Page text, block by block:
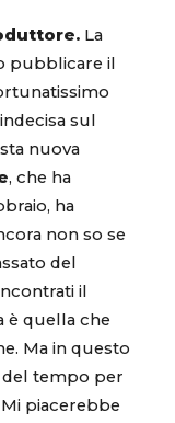
La
pubblicare il
sul
nuova
, che ha
ha
non so se
del
il
è quella che
Ma in questo
tempo per
piacerebbe